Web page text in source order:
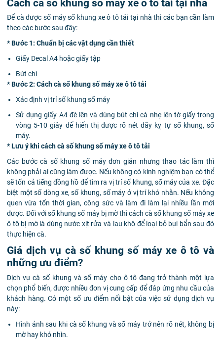
Cách cà số khung số máy xe ô tô tải tại nhà
Để cà được số máy số khung xe ô tô tải tại nhà thì các bạn cần làm
theo các bước sau đây:
* Bước 1: Chuẩn bị các vật dụng cần thiết
Giấy Decal A4 hoặc giấy tập
Bút chì
* Bước 2: Cách cà số khung số máy xe ô tô tải
Xác định vị trí số khung số máy
Sử dụng giấy A4 đè lên và dùng bút chì cà nhẹ lên tờ giấy trong
vòng 5-10 giây để hiển thị được rõ nét dãy kỵ tự số khung, số
máy.
* Lưu ý khi cách cà số khung số máy xe ô tô tải
Các bước cà số khung số máy đơn giản nhưng thao tác làm thì
không phải ai cũng làm được. Nếu không có kinh nghiệm bạn có thể
sẽ tốn cả tiếng đồng hồ để tìm ra vị trí số khung, số máy của xe. Đặc
biệt một số dòng xe, số khung, số máy ở vị trí khó nhằn. Nếu không
quen vừa tốn thời gian, công sức và làm đi làm lại nhiều lần mới
được. Đối với số khung số máy bị mờ thì cách cà số khung số máy xe
ô tô bị mờ là dùng nước xịt rửa và lau khô để loại bỏ bụi bẩn sau đó
thực hiện cà.
Giá dịch vụ cà số khung số máy xe ô tô và
những ưu điểm?
Dịch vụ cà số khung và số máy cho ô tô đang trở thành một lựa
chọn phổ biến, được nhiều đơn vị cung cấp để đáp ứng nhu cầu của
khách hàng. Có một số ưu điểm nổi bật của việc sử dụng dịch vụ
này:
Hình ảnh sau khi cà số khung và số máy trở nên rõ nét, không bị
mờ hay khó nhìn.